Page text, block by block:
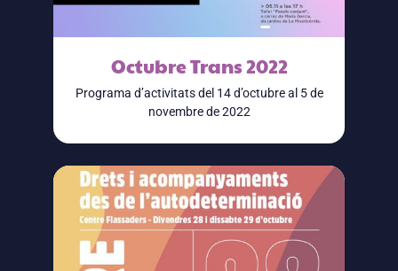
Octubre Trans 2022
Programa d’activitats del 14 d’octubre al 5 de
novembre de 2022